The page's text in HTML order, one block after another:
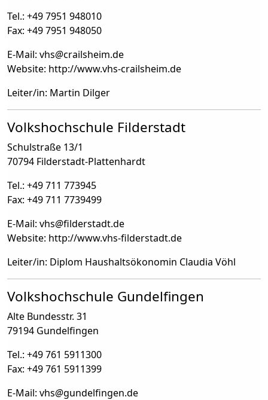
Tel.: +49 7951 948010
Fax: +49 7951 948050
E-Mail: vhs@crailsheim.de
Website: http://www.vhs-crailsheim.de
Leiter/in: Martin Dilger
Volkshochschule Filderstadt
Schulstraße 13/1
70794 Filderstadt-Plattenhardt
Tel.: +49 711 773945
Fax: +49 711 7739499
E-Mail: vhs@filderstadt.de
Website: http://www.vhs-filderstadt.de
Leiter/in: Diplom Haushaltsökonomin Claudia Vöhl
Volkshochschule Gundelfingen
Alte Bundesstr. 31
79194 Gundelfingen
Tel.: +49 761 5911300
Fax: +49 761 5911399
E-Mail: vhs@gundelfingen.de